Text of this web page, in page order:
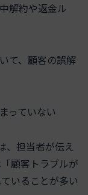
解約や返金ル
て、顧客の誤解
っていない
、担当者が伝え
顧客トラブルが
いることが多い